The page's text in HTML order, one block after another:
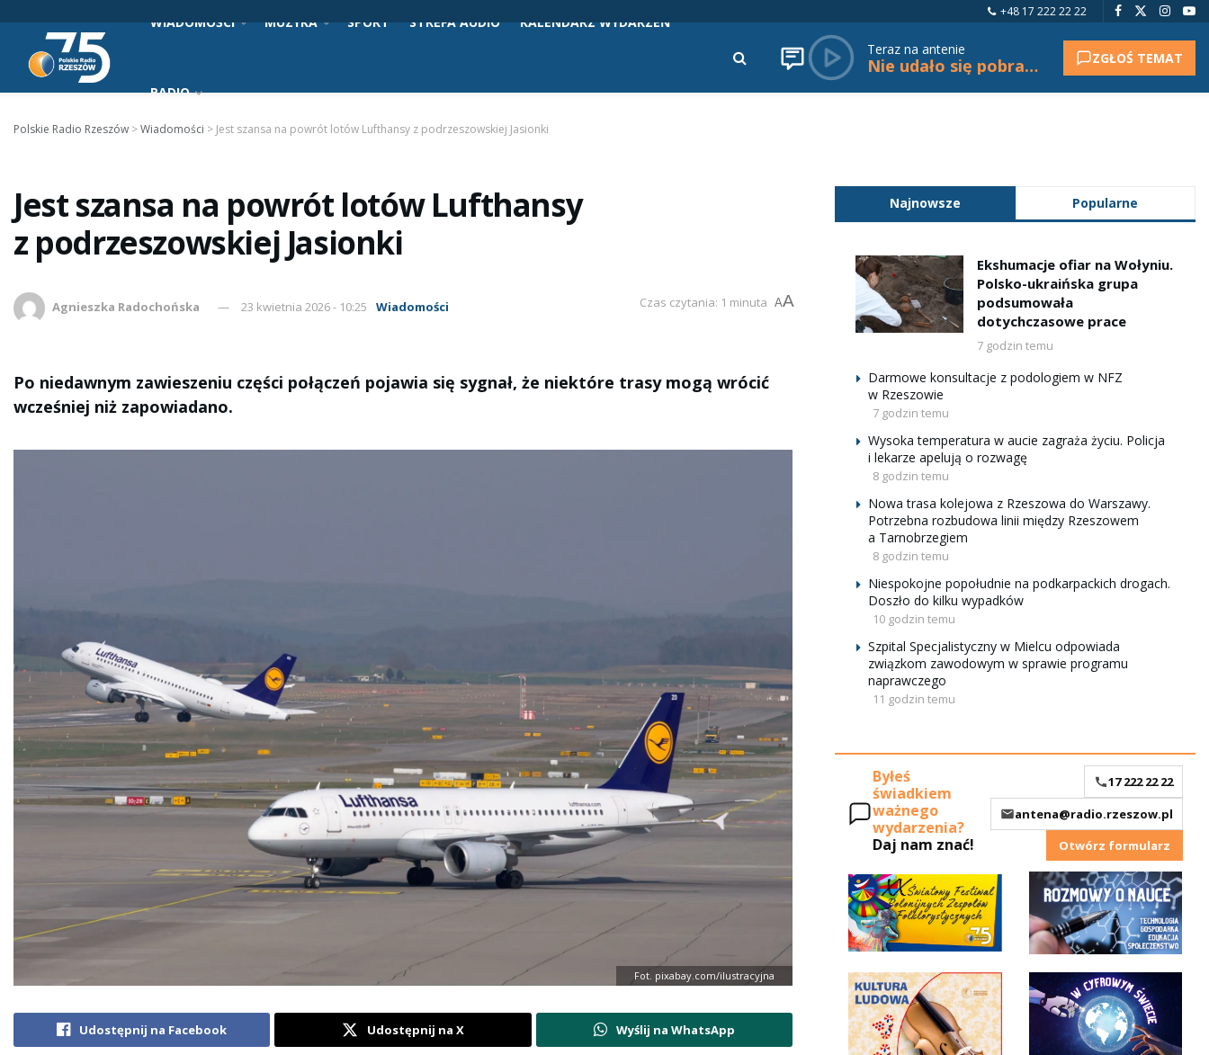
+48 17 222 22 22
WIADOMOŚCI MUZYKA SPORT STREFA AUDIO KALENDARZ WYDARZEŃ
RADIO
Teraz na antenie
Nie udało się pobrać tytułu. ZGŁOŚ TEMAT
Polskie Radio Rzeszów >Wiadomości > Jest szansa na powrót lotów Lufthansy z podrzeszowskiej Jasionki
Jest szansa na powrót lotów Lufthansy
z podrzeszowskiej Jasionki
Agnieszka Radochońska 23 kwietnia 2026 - 10:25 Wiadomości Czas czytania: 1 minuta AA
Po niedawnym zawieszeniu części połączeń pojawia się sygnał, że niektóre trasy mogą wrócić
wcześniej niż zapowiadano.
Fot. pixabay.com/ilustracyjna
Udostępnij na Facebook Udostępnij na X Wyślij na WhatsApp
Najnowsze Popularne
Ekshumacje ofiar na Wołyniu.
Polsko-ukraińska grupa
podsumowała
dotychczasowe prace
7 godzin temu
Darmowe konsultacje z podologiem w NFZ
w Rzeszowie
7 godzin temu
Wysoka temperatura w aucie zagraża życiu. Policja
i lekarze apelują o rozwagę
8 godzin temu
Nowa trasa kolejowa z Rzeszowa do Warszawy.
Potrzebna rozbudowa linii między Rzeszowem
a Tarnobrzegiem
8 godzin temu
Niespokojne popołudnie na podkarpackich drogach.
Doszło do kilku wypadków
10 godzin temu
Szpital Specjalistyczny w Mielcu odpowiada
związkom zawodowym w sprawie programu
naprawczego
11 godzin temu
Byłeś
świadkiem
ważnego
wydarzenia?
Daj nam znać!
17 222 22 22
antena@radio.rzeszow.pl
Otwórz formularz